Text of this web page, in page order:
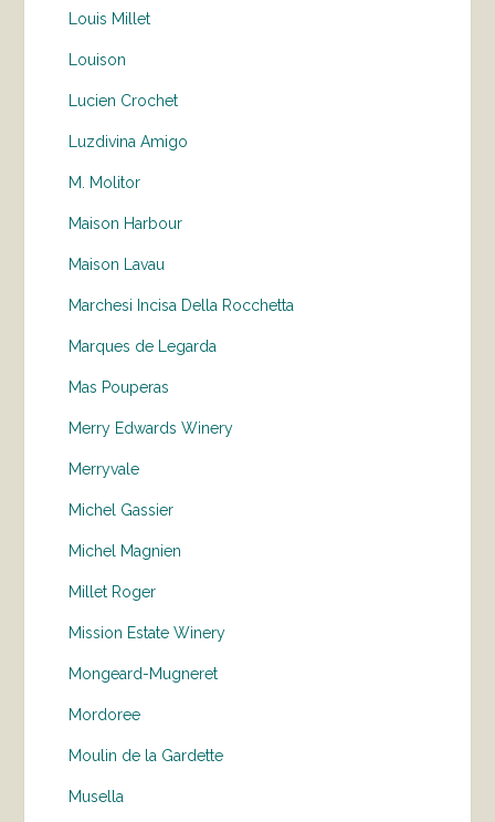
Louis Millet
Louison
Lucien Crochet
Luzdivina Amigo
M. Molitor
Maison Harbour
Maison Lavau
Marchesi Incisa Della Rocchetta
Marques de Legarda
Mas Pouperas
Merry Edwards Winery
Merryvale
Michel Gassier
Michel Magnien
Millet Roger
Mission Estate Winery
Mongeard-Mugneret
Mordoree
Moulin de la Gardette
Musella